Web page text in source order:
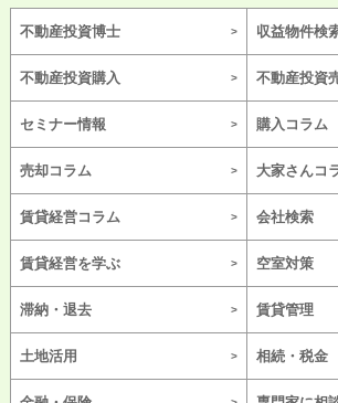
不動産投資博士 収益物件検
不動産投資購入 不動産投資
セミナー情報 購入コラム
売却コラム 大家さんコ
賃貸経営コラム 会社検索
賃貸経営を学ぶ 空室対策
滞納・退去 賃貸管理
土地活用 相続・税金